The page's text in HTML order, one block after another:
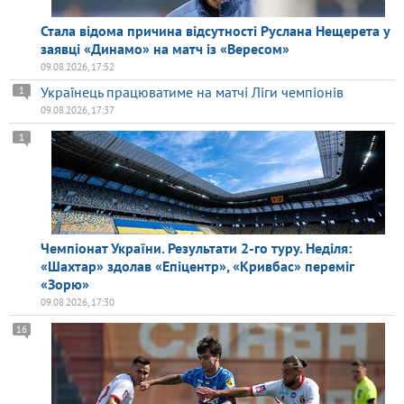
Стала відома причина відсутності Руслана Нещерета у
заявці «Динамо» на матч із «Вересом»
09.08.2026, 17:52
Українець працюватиме на матчі Ліги чемпіонів
1
09.08.2026, 17:37
Чемпіонат України. Результати 2-го туру. Неділя:
«Шахтар» здолав «Епіцентр», «Кривбас» переміг
«Зорю»
1
09.08.2026, 17:30
16